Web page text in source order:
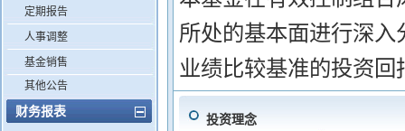
定期报告
人事调整
基金销售
其他公告
财务报表
所处的基本面进行深
业绩比较基准的投资回
投资理念